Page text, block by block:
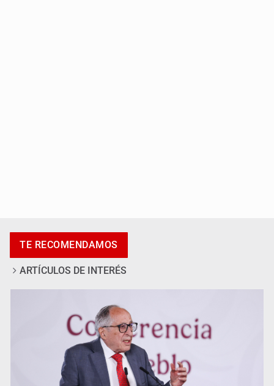
en Oblatos
TE RECOMENDAMOS
ARTÍCULOS DE INTERÉS